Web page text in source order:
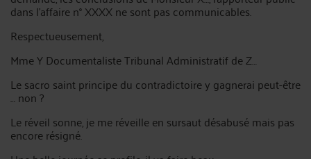
dans l’affaire n° XXXX ne sont pas communicables.
Respectueusement,
Mme Y Documentaliste Tribunal Administratif de Z…
Le sacro saint principe du contradictoire y gagnerai peut-être
… non ?
Le réveil sonne, je me réveille en sursaut désabusé mais pas
encore résigné.